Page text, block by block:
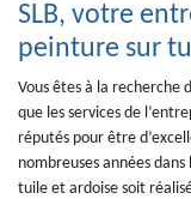
SLB, votre
peinture sur
Vous êtes à la recherche
que les services de
réputés pour être
nombreuses années
tuile et ardoise soit